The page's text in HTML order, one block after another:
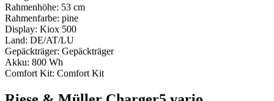
Rahmenhöhe: 53 cm
Rahmenfarbe: pine
Display: Kiox 500
Land: DE/AT/LU
Gepäckträger: Gepäckträger
Akku: 800 Wh
Comfort Kit: Comfort Kit